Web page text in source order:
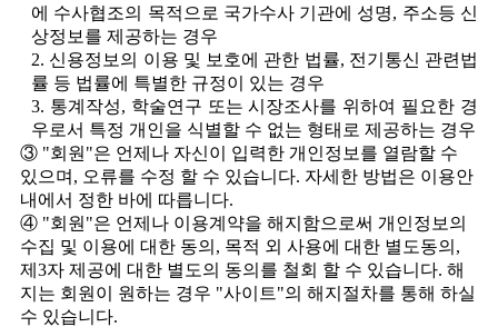
에 수사협조의 목적으로 국가수사 기관에 성명, 주소등 신
상정보를 제공하는 경우
2. 신용정보의 이용 및 보호에 관한 법률, 전기통신 관련법
률 등 법률에 특별한 규정이 있는 경우
3. 통계작성, 학술연구 또는 시장조사를 위하여 필요한 경
우로서 특정 개인을 식별할 수 없는 형태로 제공하는 경우
③ "회원"은 언제나 자신이 입력한 개인정보를 열람할 수
있으며, 오류를 수정 할 수 있습니다. 자세한 방법은 이용안
내에서 정한 바에 따릅니다.
④ "회원"은 언제나 이용계약을 해지함으로써 개인정보의
수집 및 이용에 대한 동의, 목적 외 사용에 대한 별도동의,
제3자 제공에 대한 별도의 동의를 철회 할 수 있습니다. 해
지는 회원이 원하는 경우 "사이트"의 해지절차를 통해 하실
수 있습니다.